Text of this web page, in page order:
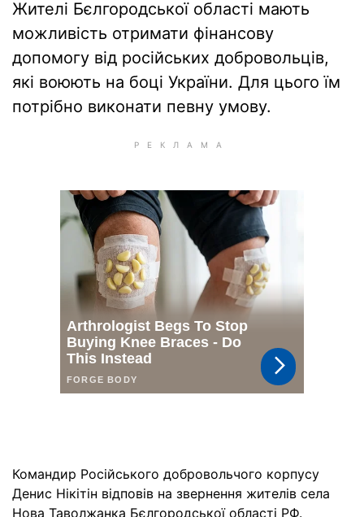
Жителі Бєлгородської області мають
можливість отримати фінансову
допомогу від російських добровольців,
які воюють на боці України. Для цього їм
потрібно виконати певну умову.
Командир Російського добровольчого корпусу
Денис Нікітін відповів на звернення жителів села
Нова Таволжанка Бєлгородської області РФ.